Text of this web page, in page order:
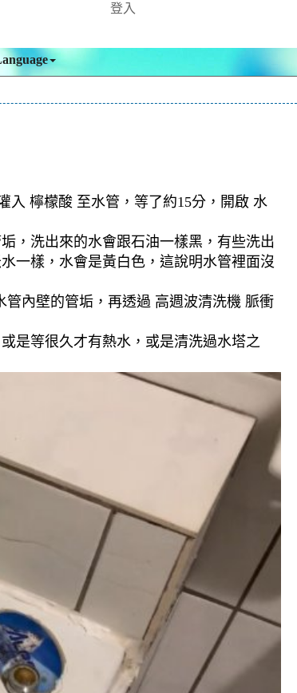
登入
入 檸檬酸 至水管，等了約15分，開啟 水
，洗出來的水會跟石油一樣黑，有些洗出
一樣，水會是黃白色，這說明水管裡面沒
內壁的管垢，再透過 高週波清洗機 脈衝
是等很久才有熱水，或是清洗過水塔之